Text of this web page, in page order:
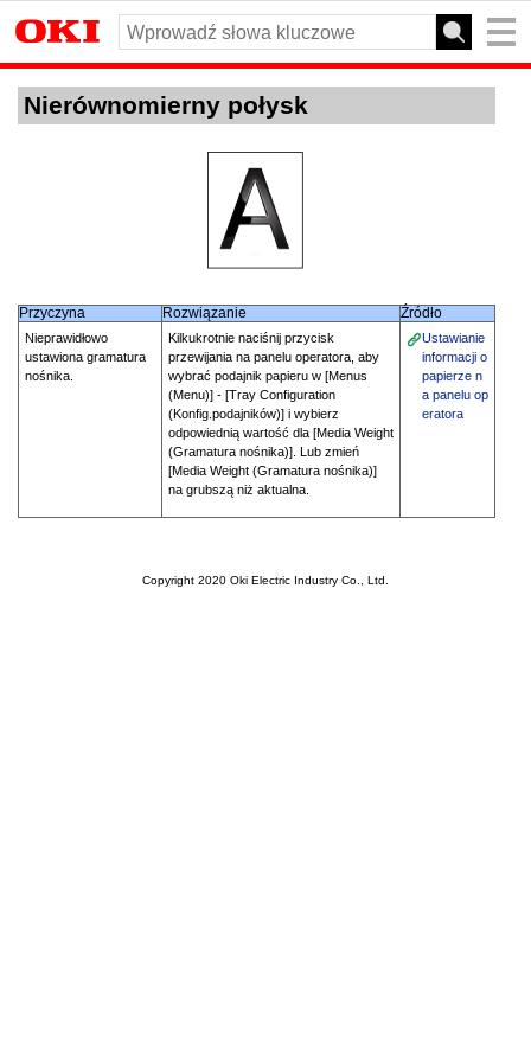
Nierównomierny połysk
Przyczyna Rozwiązanie Źródło
Nieprawidłowo
ustawiona gramatura
nośnika.
Kilkukrotnie naciśnij przycisk
przewijania na panelu operatora, aby
wybrać podajnik papieru w [Menus
(Menu)] - [Tray Configuration
(Konfig.podajników)] i wybierz
odpowiednią wartość dla [Media Weight
(Gramatura nośnika)]. Lub zmień
[Media Weight (Gramatura nośnika)]
na grubszą niż aktualna.
Ustawianie
informacji o
papierze n
a panelu op
eratora
Copyright 2020 Oki Electric Industry Co., Ltd.